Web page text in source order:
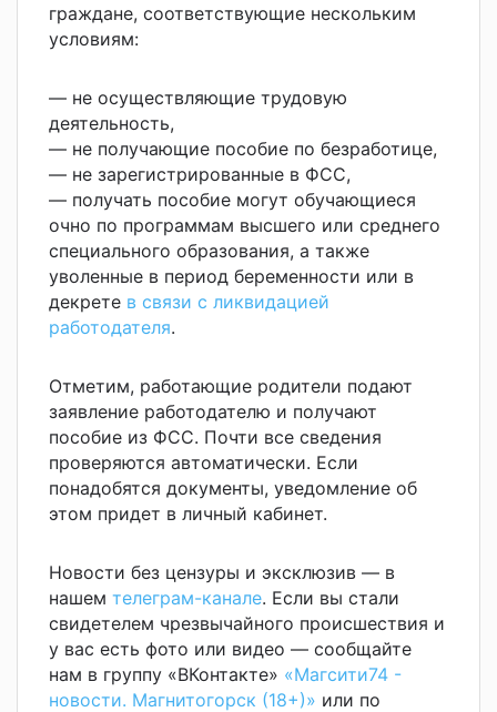
граждане, соответствующие нескольким
условиям:
— не осуществляющие трудовую
деятельность,
— не получающие пособие по безработице,
— не зарегистрированные в ФСС,
— получать пособие могут обучающиеся
очно по программам высшего или среднего
специального образования, а также
уволенные в период беременности или в
декрете в связи с ликвидацией
работодателя.
Отметим, работающие родители подают
заявление работодателю и получают
пособие из ФСС. Почти все сведения
проверяются автоматически. Если
понадобятся документы, уведомление об
этом придет в личный кабинет.
Новости без цензуры и эксклюзив — в
нашем телеграм-канале. Если вы стали
свидетелем чрезвычайного происшествия и
у вас есть фото или видео — сообщайте
нам в группу «ВКонтакте» «Магсити74 -
новости. Магнитогорск (18+)» или по